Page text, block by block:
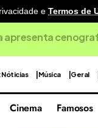
e Termos de
apresenta
Nóticias Música Geral
Cinema Famosos